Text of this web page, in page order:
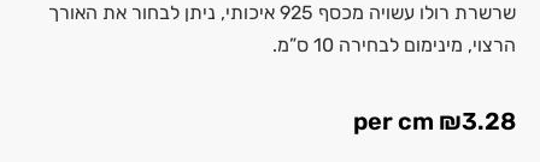
שרשרת רולו עשויה מכסף 925 איכותי, ניתן לבחור את האורך
הרצוי, מינימום לבחירה 10 ס”מ.
₪3.28